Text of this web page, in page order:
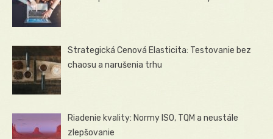
Strategická Cenová Elasticita: Testovanie bez
chaosu a narušenia trhu
Riadenie kvality: Normy ISO, TQM a neustále
zlepšovanie